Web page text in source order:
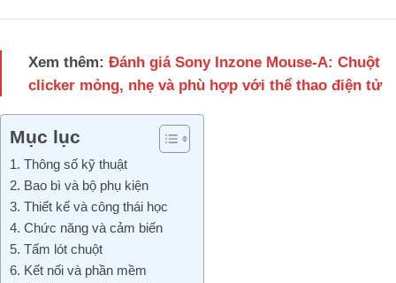
Xem thêm: Đánh giá Sony Inzone Mouse-A: Chuột
clicker mỏng, nhẹ và phù hợp với thể thao điện tử
Mục lục
1. Thông số kỹ thuật
2. Bao bì và bộ phụ kiện
3. Thiết kế và công thái học
4. Chức năng và cảm biến
5. Tấm lót chuột
6. Kết nối và phần mềm